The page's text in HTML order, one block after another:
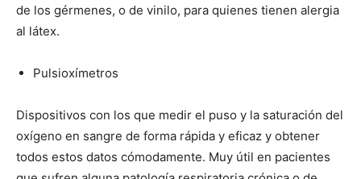
de los gérmenes, o de vinilo, para quienes tienen alergia
al látex.
Pulsioxímetros
Dispositivos con los que medir el puso y la saturación del
oxígeno en sangre de forma rápida y eficaz y obtener
todos estos datos cómodamente. Muy útil en pacientes